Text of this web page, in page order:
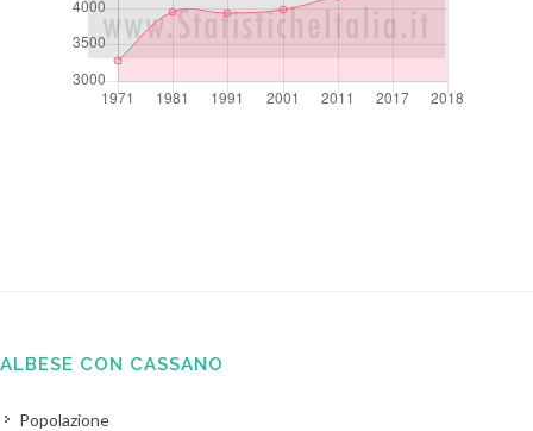
ALBESE CON CASSANO
Popolazione